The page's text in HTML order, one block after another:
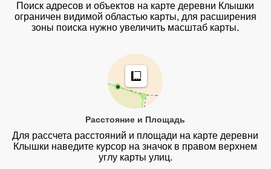
Поиск адресов и объектов на карте деревни Клышки
ограничен видимой областью карты, для расширения
зоны поиска нужно увеличить масштаб карты.
Расстояние и Площадь
Для рассчета расстояний и площади на карте деревни
Клышки наведите курсор на значок в правом верхнем
углу карты улиц.